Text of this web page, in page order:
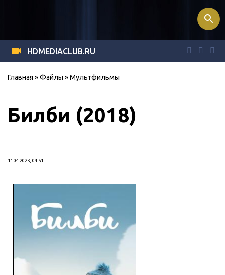
HDMEDIACLUB.RU
search
Главная »Файлы »Мультфильмы
Билби (2018)
11.04.2023, 04:51